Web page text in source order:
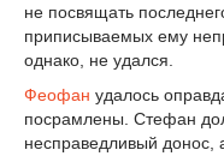
не посвящать
приписываемых ему
однако, не удался.
Феофан удалось
посрамлены. Стефан
несправедливый донос,